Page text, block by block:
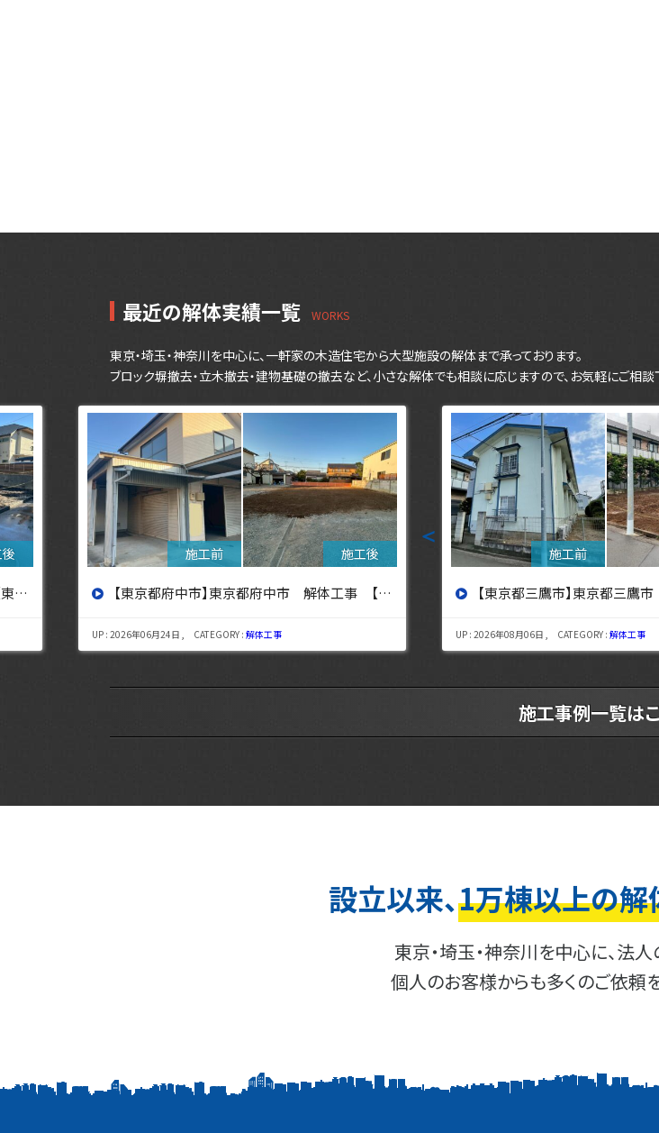
最近の解体実績一覧
東京・埼玉・神奈川を中心に、一軒家の木造住宅から大型施設の解体まで承っております。
ブロック塀撤去・立木撤去・建物基礎の撤去など、小さな解体でも相談に応じますので、お気軽にご相談
＜
】 【東京都三鷹市】東京都三鷹市 解体工事【東京・埼玉・神奈川の解体工事なら東央建設へ】
UP : 2026年08月06日 , CATEGORY :解体工事
【東京都立川市】東京都立川市 解体工事 【東京・埼玉・神奈
UP : 2026年08月03日 , CATEGORY :解体工事
施工事例一覧は
設立以来、1万棟以上の解
東京・埼玉・神奈川を中心に、法
個人のお客様からも多くのご依頼